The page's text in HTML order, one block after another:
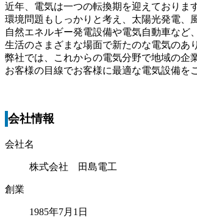
近年、電気は一つの転換期を迎えております
環境問題もしっかりと考え、太陽光発電、
自然エネルギー発電設備や電気自動車など、
生活のさまざまな場面で新たのな電気のあ
弊社では、これからの電気分野で地域の企
お客様の目線でお客様に最適な電気設備を
会社情報
会社名
株式会社 田島電工
創業
1985年7月1日